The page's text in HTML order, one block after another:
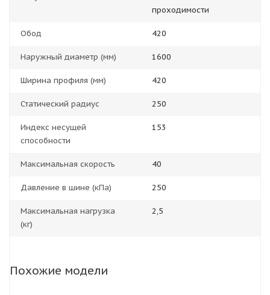
проходимости
Обод 420
Наружный диаметр (мм) 1600
Ширина профиля (мм) 420
Статический радиус 250
Индекс несущей
способности
153
Максимальная скорость 40
Давление в шине (кПа) 250
Максимальная нагрузка
(кг)
2,5
Похожие модели